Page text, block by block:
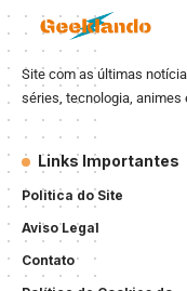
Site com as últimas
séries, tecnologia, animes
Links Importantes
Politica do Site
Aviso Legal
Contato